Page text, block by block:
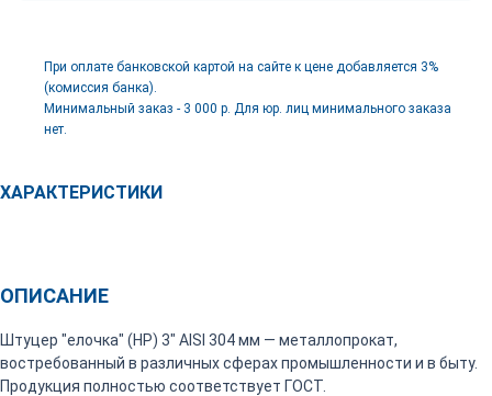
При оплате банковской картой на сайте к цене добавляется 3%
(комиссия банка).
Минимальный заказ - 3 000 р. Для юр. лиц минимального заказа
нет.
ХАРАКТЕРИСТИКИ
ОПИСАНИЕ
Штуцер "елочка" (НР) 3" AISI 304 мм — металлопрокат,
востребованный в различных сферах промышленности и в быту.
Продукция полностью соответствует ГОСТ.